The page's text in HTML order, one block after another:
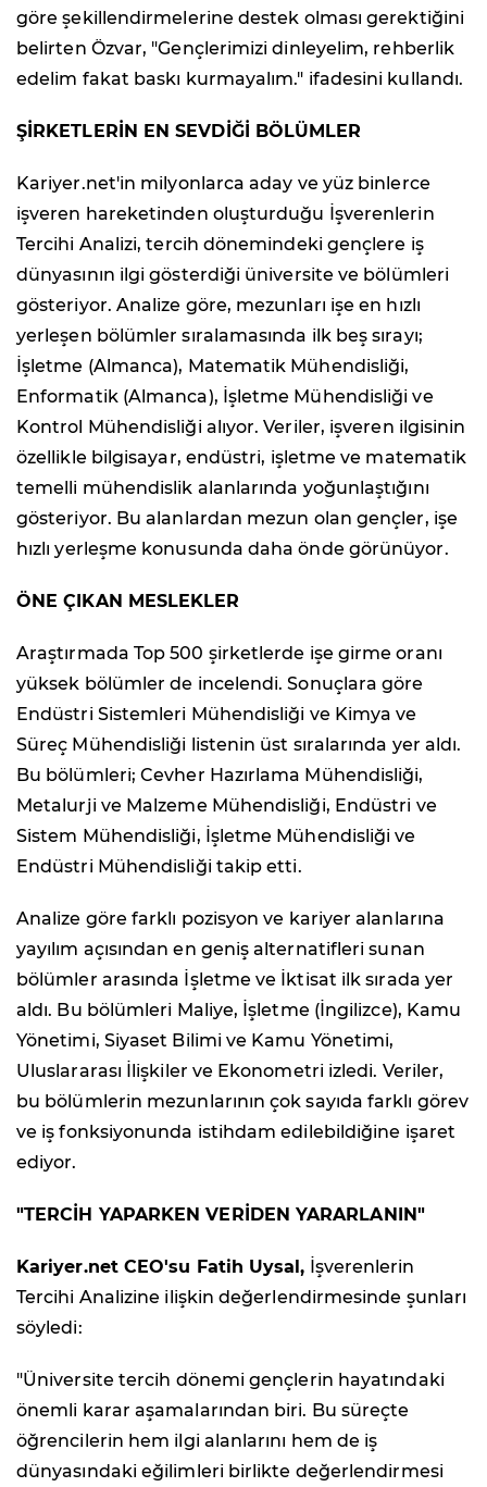
göre şekillendirmelerine destek olması gerektiğini
belirten Özvar, "Gençlerimizi dinleyelim, rehberlik
edelim fakat baskı kurmayalım." ifadesini kullandı.
ŞİRKETLERİN EN SEVDİĞİ BÖLÜMLER
Kariyer.net'in milyonlarca aday ve yüz binlerce
işveren hareketinden oluşturduğu İşverenlerin
Tercihi Analizi, tercih dönemindeki gençlere iş
dünyasının ilgi gösterdiği üniversite ve bölümleri
gösteriyor. Analize göre, mezunları işe en hızlı
yerleşen bölümler sıralamasında ilk beş sırayı;
İşletme (Almanca), Matematik Mühendisliği,
Enformatik (Almanca), İşletme Mühendisliği ve
Kontrol Mühendisliği alıyor. Veriler, işveren ilgisinin
özellikle bilgisayar, endüstri, işletme ve matematik
temelli mühendislik alanlarında yoğunlaştığını
gösteriyor. Bu alanlardan mezun olan gençler, işe
hızlı yerleşme konusunda daha önde görünüyor.
ÖNE ÇIKAN MESLEKLER
Araştırmada Top 500 şirketlerde işe girme oranı
yüksek bölümler de incelendi. Sonuçlara göre
Endüstri Sistemleri Mühendisliği ve Kimya ve
Süreç Mühendisliği listenin üst sıralarında yer aldı.
Bu bölümleri; Cevher Hazırlama Mühendisliği,
Metalurji ve Malzeme Mühendisliği, Endüstri ve
Sistem Mühendisliği, İşletme Mühendisliği ve
Endüstri Mühendisliği takip etti.
Analize göre farklı pozisyon ve kariyer alanlarına
yayılım açısından en geniş alternatifleri sunan
bölümler arasında İşletme ve İktisat ilk sırada yer
aldı. Bu bölümleri Maliye, İşletme (İngilizce), Kamu
Yönetimi, Siyaset Bilimi ve Kamu Yönetimi,
Uluslararası İlişkiler ve Ekonometri izledi. Veriler,
bu bölümlerin mezunlarının çok sayıda farklı görev
ve iş fonksiyonunda istihdam edilebildiğine işaret
ediyor.
"TERCİH YAPARKEN VERİDEN YARARLANIN"
Kariyer.net CEO'su Fatih Uysal, İşverenlerin
Tercihi Analizine ilişkin değerlendirmesinde şunları
söyledi:
"Üniversite tercih dönemi gençlerin hayatındaki
önemli karar aşamalarından biri. Bu süreçte
öğrencilerin hem ilgi alanlarını hem de iş
dünyasındaki eğilimleri birlikte değerlendirmesi